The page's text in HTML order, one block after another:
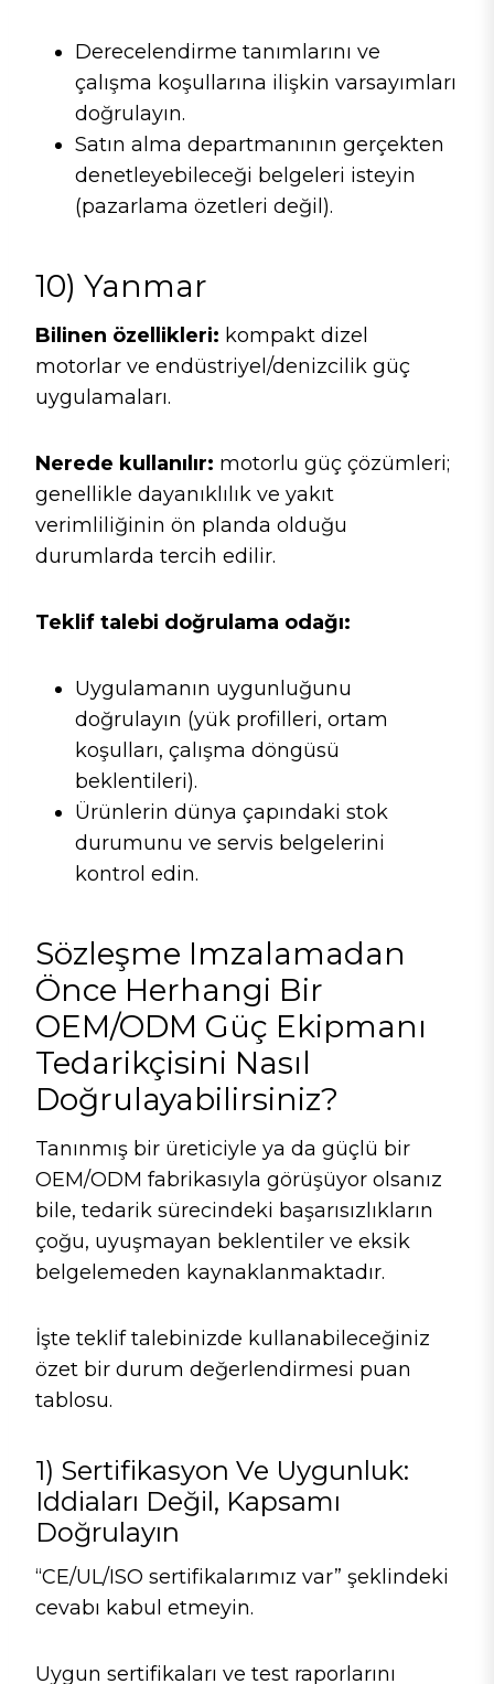
Derecelendirme tanımlarını ve
çalışma koşullarına ilişkin varsayımları
doğrulayın.
Satın alma departmanının gerçekten
denetleyebileceği belgeleri isteyin
(pazarlama özetleri değil).
10) Yanmar
Bilinen özellikleri: kompakt dizel
motorlar ve endüstriyel/denizcilik güç
uygulamaları.
Nerede kullanılır: motorlu güç çözümleri;
genellikle dayanıklılık ve yakıt
verimliliğinin ön planda olduğu
durumlarda tercih edilir.
Teklif talebi doğrulama odağı:
Uygulamanın uygunluğunu
doğrulayın (yük profilleri, ortam
koşulları, çalışma döngüsü
beklentileri).
Ürünlerin dünya çapındaki stok
durumunu ve servis belgelerini
kontrol edin.
Sözleşme Imzalamadan
Önce Herhangi Bir
OEM/ODM Güç Ekipmanı
Tedarikçisini Nasıl
Doğrulayabilirsiniz?
Tanınmış bir üreticiyle ya da güçlü bir
OEM/ODM fabrikasıyla görüşüyor olsanız
bile, tedarik sürecindeki başarısızlıkların
çoğu, uyuşmayan beklentiler ve eksik
belgelemeden kaynaklanmaktadır.
İşte teklif talebinizde kullanabileceğiniz
özet bir durum değerlendirmesi puan
tablosu.
1) Sertifikasyon Ve Uygunluk:
Iddiaları Değil, Kapsamı
Doğrulayın
“CE/UL/ISO sertifikalarımız var” şeklindeki
cevabı kabul etmeyin.
Uygun sertifikaları ve test raporlarını